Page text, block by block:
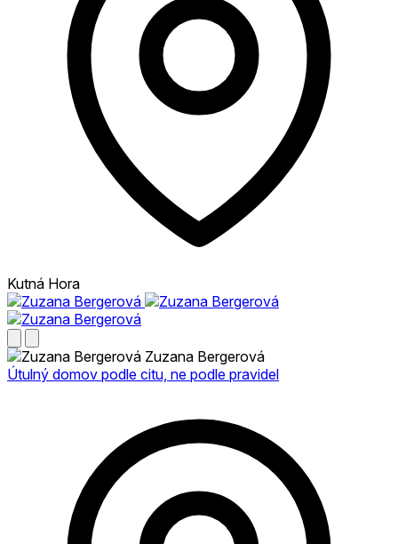
Kutná Hora
Zuzana Bergerová
Útulný domov podle citu, ne podle pravidel